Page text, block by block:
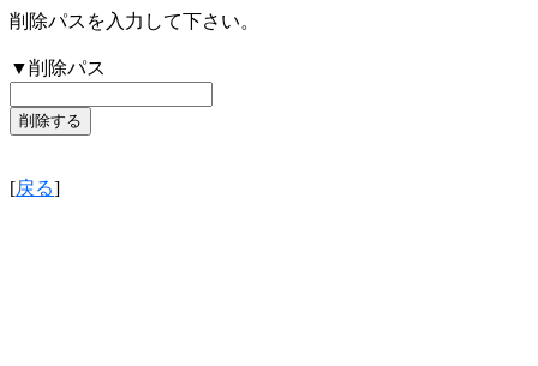
削除パスを入力して下さい。
▼削除パス
[戻る]